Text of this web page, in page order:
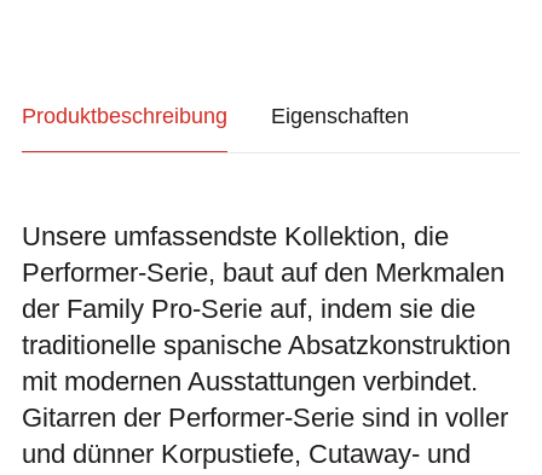
Produktbeschreibung Eigenschaften
Unsere umfassendste Kollektion, die
Performer-Serie, baut auf den Merkmalen
der Family Pro-Serie auf, indem sie die
traditionelle spanische Absatzkonstruktion
mit modernen Ausstattungen verbindet.
Gitarren der Performer-Serie sind in voller
und dünner Korpustiefe, Cutaway- und